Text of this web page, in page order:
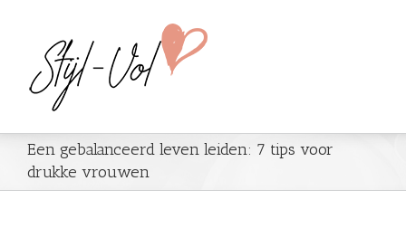
Een gebalanceerd leven leiden: 7 tips voor
drukke vrouwen